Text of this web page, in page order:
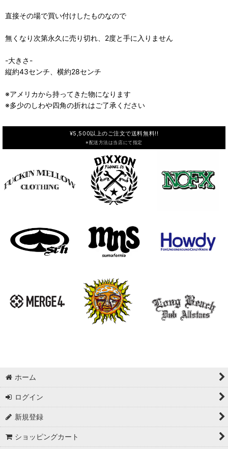
直接その場で買い付けしたものなので
無くなり次第永久に売り切れ、2度と手に入りません
-大きさ-
縦約43センチ、横約28センチ
※アメリカから持ってきた物になります
※多少のしわや四角の折れはご了承ください
¥5,500以上のご注文で送料無料!!
※配送方法は当店にて指定
ホーム
ログイン
新規登録
ショッピングカート